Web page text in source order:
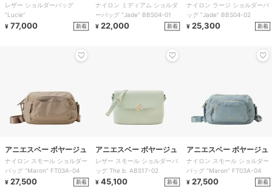
レザー ショルダーバッグ
”Lucie”
¥ 77,000 新着
ナイロン ミディアム ショルダ
ーバッグ ”Jade” BBS04-01
¥ 22,000 新着
ナイロン ラージ ショルダーバ
ッグ ”Jade” BBS04-02
¥ 25,300 新着
アニエスベー ボヤージュ
ナイロン スモール ショルダー
バッグ ”Maron” FT03A-04
¥ 27,500 新着
アニエスベー ボヤージュ
レザー スモール ショルダーバ
ッグ The b. ABS17-02
¥ 45,100 新着
アニエスベー ボヤージュ
ナイロン スモール ショルダー
バッグ ”Maron” FT03A-04
¥ 27,500 新着